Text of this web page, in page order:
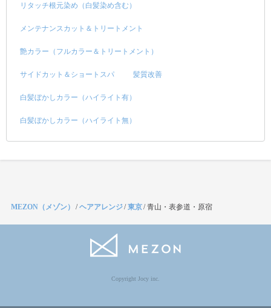
リタッチ根元染め（白髪染め含む）
メンテナンスカット＆トリートメント
艶カラー（フルカラー＆トリートメント）
サイドカット＆ショートスパ 髪質改善
白髪ぼかしカラー（ハイライト有）
白髪ぼかしカラー（ハイライト無）
MEZON（メゾン） /ヘアアレンジ/東京/青山・表参道・原宿
Copyright Jocy inc.